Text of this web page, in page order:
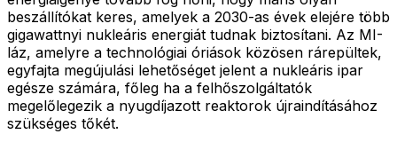
beszállítókat keres, amelyek a 2030-as évek elejére több
gigawattnyi nukleáris energiát tudnak biztosítani. Az MI-
láz, amelyre a technológiai óriások közösen rárepültek,
egyfajta megújulási lehetőséget jelent a nukleáris ipar
egésze számára, főleg ha a felhőszolgáltatók
megelőlegezik a nyugdíjazott reaktorok újraindításához
szükséges tőkét.